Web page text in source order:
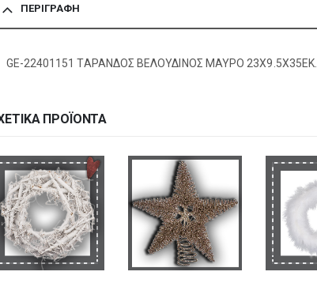
ΠΕΡΙΓΡΑΦΉ
GE-22401151 ΤΑΡΑΝΔΟΣ ΒΕΛΟΥΔΙΝΟΣ ΜΑΥΡΟ 23X9.5X35EK.
ΠΡΟΪΌΝΤΑ